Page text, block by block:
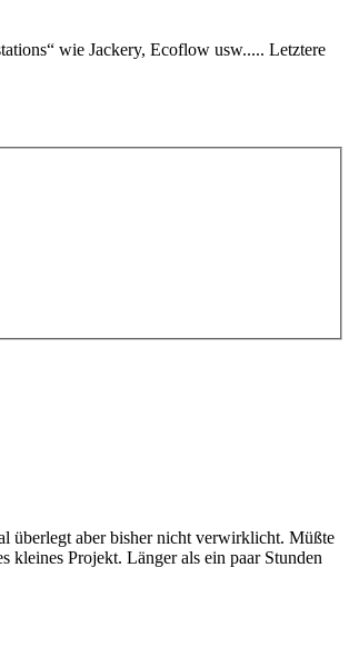
wie Jackery, Ecoflow usw..... Letztere
überlegt aber bisher nicht verwirklicht. Müßte
kleines Projekt. Länger als ein paar Stunden